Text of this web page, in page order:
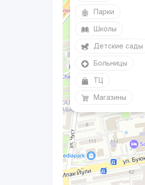
Парки
Школы
Детские сады
Больницы
ТЦ
Магазины